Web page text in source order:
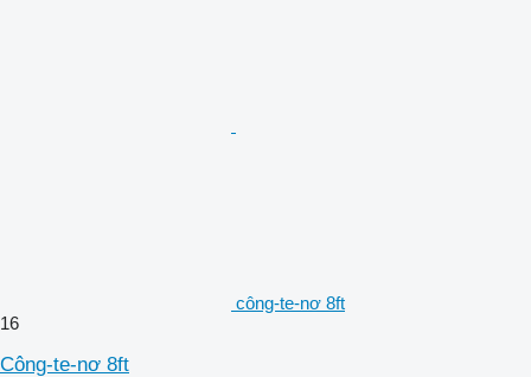
công-te-nơ 8ft
16
Công-te-nơ 8ft